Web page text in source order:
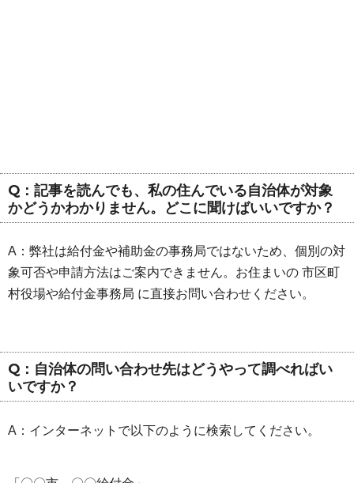
Q：記事を読んでも、私の住んでいる自治体が対象
かどうかわかりません。どこに聞けばいいですか？
A：弊社は給付金や補助金の事務局ではないため、個別の対
象可否や申請方法はご案内できません。お住まいの 市区町
村役場や給付金事務局 に直接お問い合わせください。
Q：自治体の問い合わせ先はどうやって調べればい
いですか？
A：インターネットで以下のように検索してください。